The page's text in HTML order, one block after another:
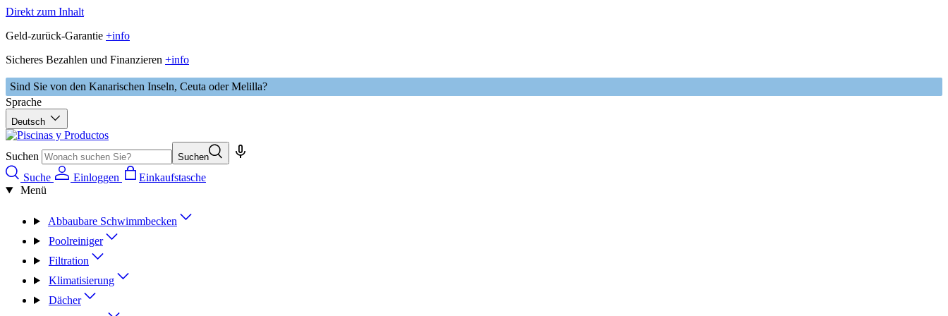
Direkt zum Inhalt
Geld-zurück-Garantie +info
Sicheres Bezahlen und Finanzieren +info
Sind Sie von den Kanarischen Inseln, Ceuta oder Melilla?
Sprache
Deutsch
Suchen Suchen
Suche Einloggen
Einkaufstasche
Menü
Abbaubare Schwimmbecken
Poolreiniger
Filtration
Klimatisierung
Dächer